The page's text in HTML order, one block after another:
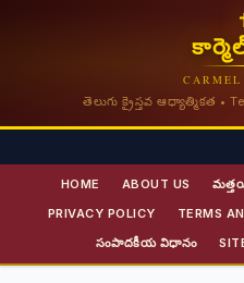
తెలుగు క్రైస్తవ ఆధ్యాత్మికత •
HOME ABOUT US
PRIVACY POLICY
TERMS
సంపాదకీయ విధానం